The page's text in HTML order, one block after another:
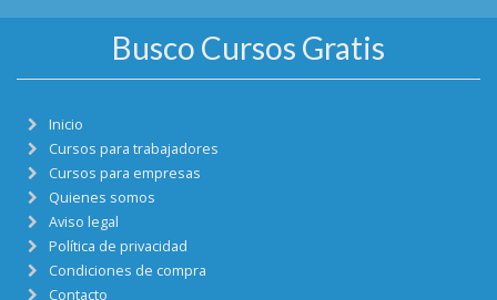
Busco Cursos Gratis
Inicio
Cursos para trabajadores
Cursos para empresas
Quienes somos
Aviso legal
Política de privacidad
Condiciones de compra
Contacto